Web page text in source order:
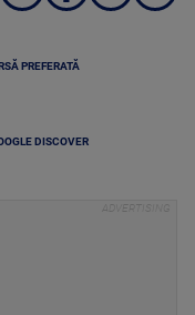
PREFERATĂ
DISCOVER